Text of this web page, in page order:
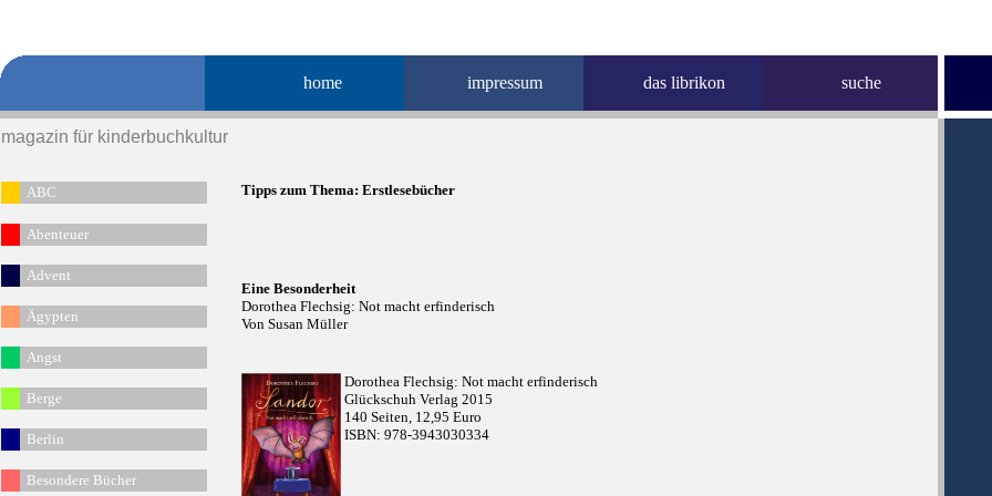
home impressum das librikon suche
magazin für kinderbuchkultur
ABC
Abenteuer
Advent
Ägypten
Angst
Berge
Berlin
Besondere Bücher
Tipps zum Thema: Erstlesebücher
Eine Besonderheit
Dorothea Flechsig: Not macht erfinderisch
Von Susan Müller
Dorothea Flechsig: Not macht erfinderisch
Glückschuh Verlag 2015
140 Seiten, 12,95 Euro
ISBN: 978-3943030334